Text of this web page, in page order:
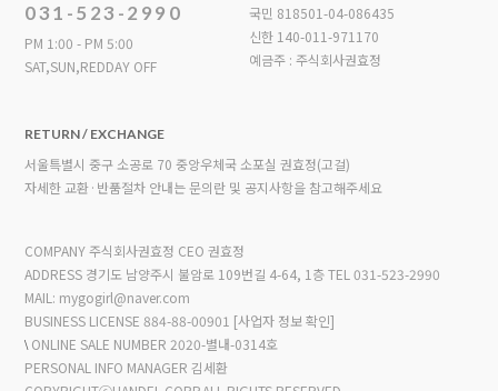
031-523-2990
PM 1:00 - PM 5:00
SAT,SUN,REDDAY OFF
국민 818501-04-086435
신한 140-011-971170
예금주 : 주식회사권효정
RETURN / EXCHANGE
서울특별시 중구 소공로 70 중앙우체국 소포실 권효정(고걸)
자세한 교환·반품절차 안내는 문의란 및 공지사항을 참고해주세요
COMPANY 주식회사권효정 CEO 권효정
ADDRESS 경기도 남양주시 불암로 109번길 4-64, 1층TEL 031-523-2990
MAIL: mygogirl@naver.com
BUSINESS LICENSE 884-88-00901 [사업자 정보 확인]
\ ONLINE SALE NUMBER 2020-별내-0314호
PERSONAL INFO MANAGER 김세환